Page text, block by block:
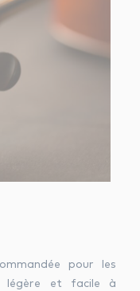
pour les
légère et facile à